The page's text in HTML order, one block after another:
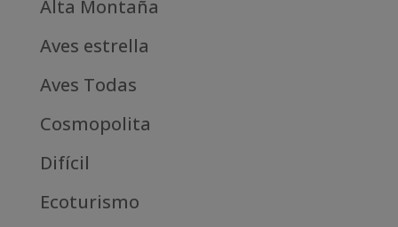
Alta Montaña
Aves estrella
Aves Todas
Cosmopolita
Difícil
Ecoturismo